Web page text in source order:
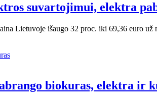
suvartojimui, elektra
Lietuvoje išaugo 32 proc. iki 69,36 euro
biokuras, elektra ir